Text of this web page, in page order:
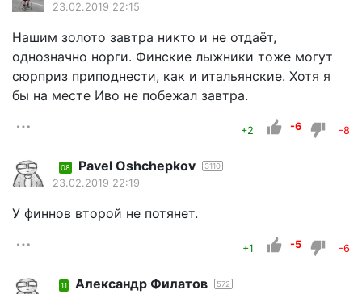
23.02.2019 22:15
Нашим золото завтра никто и не отдаёт,
однозначно норги. Финские лыжники тоже могут
сюрприз приподнести, как и итальянские. Хотя я
бы на месте Иво не побежал завтра.
+2 -6 -8
08 Pavel Oshchepkov 3110
23.02.2019 22:19
У финнов второй не потянет.
+1 -5 -6
11 Александр Филатов 572